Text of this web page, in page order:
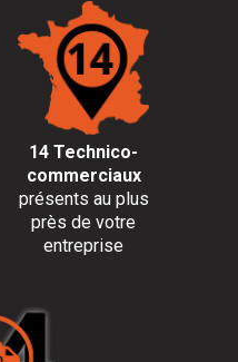
14 Technico-
commerciaux
présents au plus
près de votre
entreprise